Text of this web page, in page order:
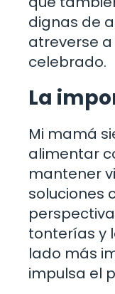
dignas de
atreverse
celebrado.
La
Mi mamá
alimentar
mantener
soluciones
tonterías y
lado más
impulsa el